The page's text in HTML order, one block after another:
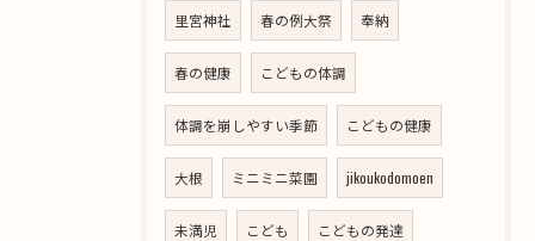
里宮神社 春の例大祭 奉納
春の健康 こどもの体調
体調を崩しやすい季節 こどもの健康
大根 ミニミニ菜園 jikoukodomoen
未満児 こども こどもの発達